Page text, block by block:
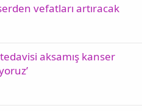
vefatları artıracak
aksamış kanser